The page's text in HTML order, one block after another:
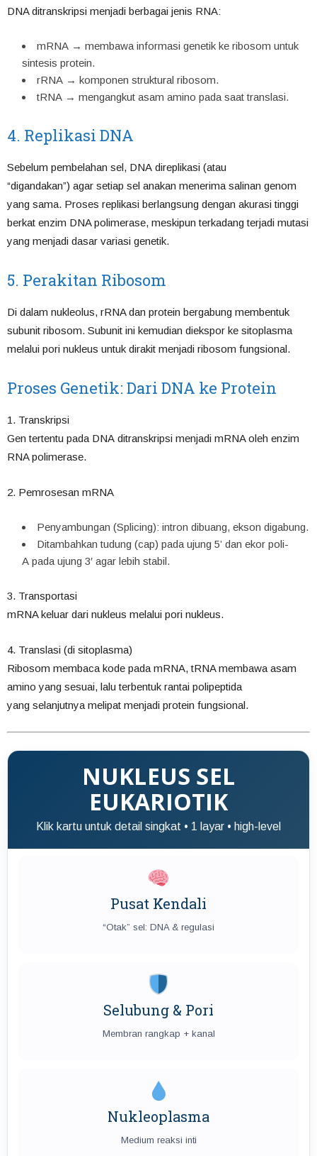
DNA ditranskripsi menjadi berbagai jenis RNA:
mRNA → membawa informasi genetik ke ribosom untuk
sintesis protein.
rRNA → komponen struktural ribosom.
tRNA → mengangkut asam amino pada saat translasi.
4. Replikasi DNA
Sebelum pembelahan sel, DNA direplikasi (atau
“digandakan”) agar setiap sel anakan menerima salinan genom
yang sama. Proses replikasi berlangsung dengan akurasi tinggi
berkat enzim DNA polimerase, meskipun terkadang terjadi mutasi
yang menjadi dasar variasi genetik.
5. Perakitan Ribosom
Di dalam nukleolus, rRNA dan protein bergabung membentuk
subunit ribosom. Subunit ini kemudian diekspor ke sitoplasma
melalui pori nukleus untuk dirakit menjadi ribosom fungsional.
Proses Genetik: Dari DNA ke Protein
1. Transkripsi
Gen tertentu pada DNA ditranskripsi menjadi mRNA oleh enzim
RNA polimerase.
2. Pemrosesan mRNA
Penyambungan (Splicing): intron dibuang, ekson digabung.
Ditambahkan tudung (cap) pada ujung 5’ dan ekor poli-
A pada ujung 3′ agar lebih stabil.
3. Transportasi
mRNA keluar dari nukleus melalui pori nukleus.
4. Translasi (di sitoplasma)
Ribosom membaca kode pada mRNA, tRNA membawa asam
amino yang sesuai, lalu terbentuk rantai polipeptida
yang selanjutnya melipat menjadi protein fungsional.
NUKLEUS SEL
EUKARIOTIK
Klik kartu untuk detail singkat • 1 layar • high-level
Pusat Kendali
“Otak” sel: DNA & regulasi
Selubung & Pori
Membran rangkap + kanal
Nukleoplasma
Medium reaksi inti